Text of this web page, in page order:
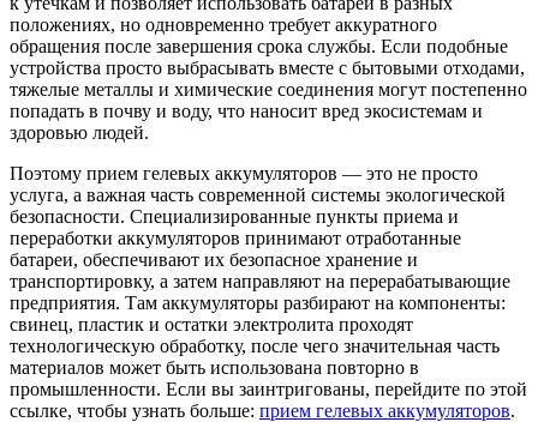
положениях, но одновременно требует аккуратного
обращения после завершения срока службы. Если подобные
устройства просто выбрасывать вместе с бытовыми отходами,
тяжелые металлы и химические соединения могут постепенно
попадать в почву и воду, что наносит вред экосистемам и
здоровью людей.
Поэтому прием гелевых аккумуляторов — это не просто
услуга, а важная часть современной системы экологической
безопасности. Специализированные пункты приема и
переработки аккумуляторов принимают отработанные
батареи, обеспечивают их безопасное хранение и
транспортировку, а затем направляют на перерабатывающие
предприятия. Там аккумуляторы разбирают на компоненты:
свинец, пластик и остатки электролита проходят
технологическую обработку, после чего значительная часть
материалов может быть использована повторно в
промышленности. Если вы заинтригованы, перейдите по этой
ссылке, чтобы узнать больше: прием гелевых аккумуляторов.